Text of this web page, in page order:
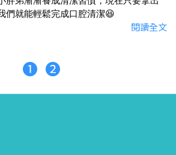
們就能輕鬆完成口腔清潔😆
閱讀全文
➊ ➋